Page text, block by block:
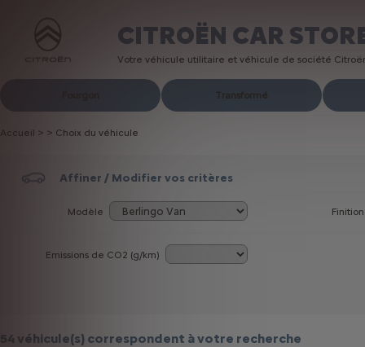
CITROËN CAR
Votre véhicule utilitaire et véhicule de société
Transformé
Accueil > > Choix du véhicule
Affiner / Modifier vos critères
Modèle Finition
Emissions de CO2 (g/km)
54 véhicule(s) correspondent à votre recherche